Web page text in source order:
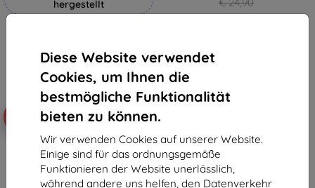
Diese Website verwendet
Cookies, um Ihnen die
bestmögliche Funktionalität
bieten zu können.
Wir verwenden Cookies auf unserer Website.
Einige sind für das ordnungsgemäße
Funktionieren der Website unerlässlich,
während andere uns helfen, den Datenverkehr
hergestellt
Auf Lager 4 Stk.
€ 22,42